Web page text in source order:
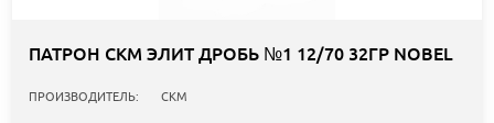
ПАТРОН СКМ ЭЛИТ ДРОБЬ №1 12/70 32ГР NOBEL
ПРОИЗВОДИТЕЛЬ: СКМ